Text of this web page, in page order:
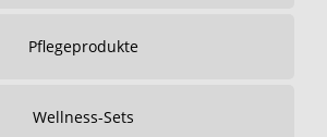
Pflegeprodukte
Wellness-Sets